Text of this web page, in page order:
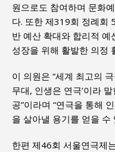
원으로도 참여하며 문화
다. 또한 제319회 정례회
반 예산 확대와 합리적
성장을 위해 활발한 의정
이 의원은 “세계 최고의
무대, 인생은 연극’이라
공”이라며 “연극을 통해
을 살아낼 용기를 얻을 수
한편 제46회 서울연극제